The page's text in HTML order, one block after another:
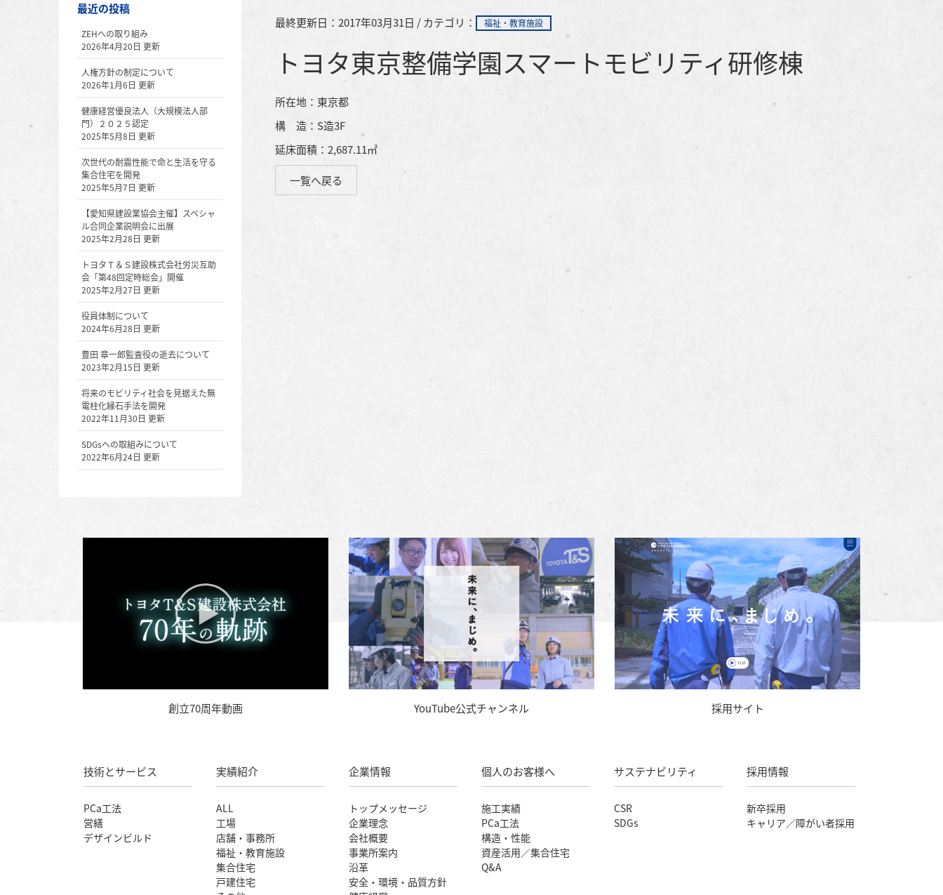
最終更新日：2017年03月31日 / カテゴリ： 福祉・教育施設
トヨタ東京整備学園スマートモビリティ研修棟
所在地：東京都
構 造：S造3F
延床面積：2,687.11㎡
一覧へ戻る
最近の投稿
ZEHへの取り組み
2026年4月20日 更新
人権方針の制定について
2026年1月6日 更新
健康経営優良法人（大規模法人部
門）２０２５認定
2025年5月8日 更新
次世代の耐震性能で命と生活を守る
集合住宅を開発
2025年5月7日 更新
【愛知県建設業協会主催】スペシャ
ル合同企業説明会に出展
2025年2月28日 更新
トヨタＴ＆Ｓ建設株式会社労災互助
会「第48回定時総会」開催
2025年2月27日 更新
役員体制について
2024年6月28日 更新
豊田 章一郎監査役の逝去について
2023年2月15日 更新
将来のモビリティ社会を見据えた無
電柱化縁石手法を開発
2022年11月30日 更新
SDGsへの取組みについて
2022年6月24日 更新
創立70周年動画 YouTube公式チャンネル 採用サイト
技術とサービス
PCa工法
営繕
デザインビルド
実績紹介
ALL
工場
店舗・事務所
福祉・教育施設
集合住宅
戸建住宅
企業情報
トップメッセージ
企業理念
会社概要
事業所案内
沿革
安全・環境・品質方針
個人のお客様へ
施工実績
PCa工法
構造・性能
資産活用／集合住宅
Q&A
サステナビリティ
CSR
SDGs
採用情報
新卒採用
キャリア／障がい者採用